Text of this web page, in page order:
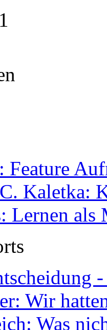
Feature
Kaletka:
Lernen als
Wir
Was